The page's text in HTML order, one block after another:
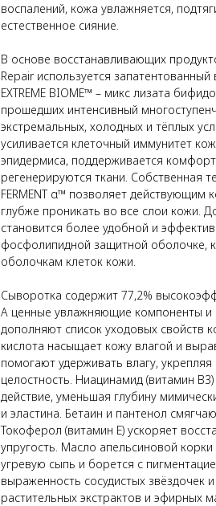
воспалений, кожа увлажняется,
естественное сияние.
В основе восстанавливающих
Repair используется
EXTREME BIOME™ – микс лизата
прошедших интенсивный
экстремальных, холодных и тёплых
усиливается клеточный иммунитет
эпидермиса, поддерживается
регенерируются ткани. Собственная
FERMENT α™ позволяет
глубже проникать во все слои кожи.
становится более удобной и
фосфолипидной защитной оболочке,
оболочкам клеток кожи.
Сыворотка содержит 77,2%
А ценные увлажняющие компоненты и
дополняют список уходовых свойств
кислота насыщает кожу влагой и
помогают удерживать влагу,
целостность. Ниацинамид (витамин
действие, уменьшая глубину
и эластина. Бетаин и пантенол
Токоферол (витамин E) ускоряет
упругость. Масло апельсиновой
угревую сыпь и борется с
выраженность сосудистых звёздочек
растительных экстрактов и эфирных